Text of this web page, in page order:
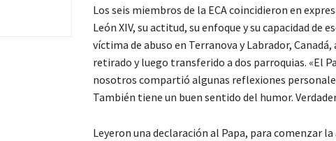
Los seis miembros de la ECA coincidieron en
León XIV, su actitud, su enfoque y su capacidad de
víctima de abuso en Terranova y Labrador,
retirado y luego transferido a dos parroquias. «El
nosotros compartió algunas reflexiones
También tiene un buen sentido del humor.
Leyeron una declaración al Papa, para comenzar